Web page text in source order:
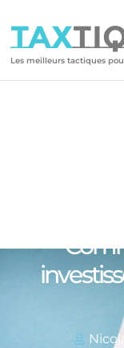
TAX
Les meilleurs tactiques